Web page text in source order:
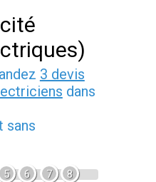
3 devis
dans
sans
5 6 7 8